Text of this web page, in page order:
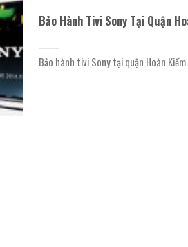
Bảo Hành Tivi Sony Tại Quận
Bảo hành tivi Sony tại quận Hoàn